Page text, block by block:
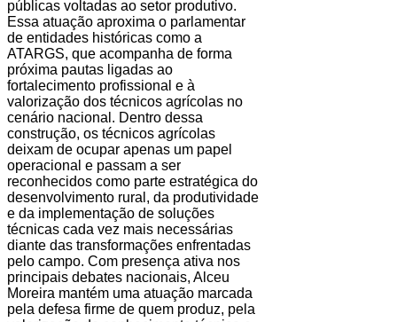
públicas voltadas ao setor produtivo.
Essa atuação aproxima o parlamentar
de entidades históricas como a
ATARGS, que acompanha de forma
próxima pautas ligadas ao
fortalecimento profissional e à
valorização dos técnicos agrícolas no
cenário nacional. Dentro dessa
construção, os técnicos agrícolas
deixam de ocupar apenas um papel
operacional e passam a ser
reconhecidos como parte estratégica do
desenvolvimento rural, da produtividade
e da implementação de soluções
técnicas cada vez mais necessárias
diante das transformações enfrentadas
pelo campo. Com presença ativa nos
principais debates nacionais, Alceu
Moreira mantém uma atuação marcada
pela defesa firme de quem produz, pela